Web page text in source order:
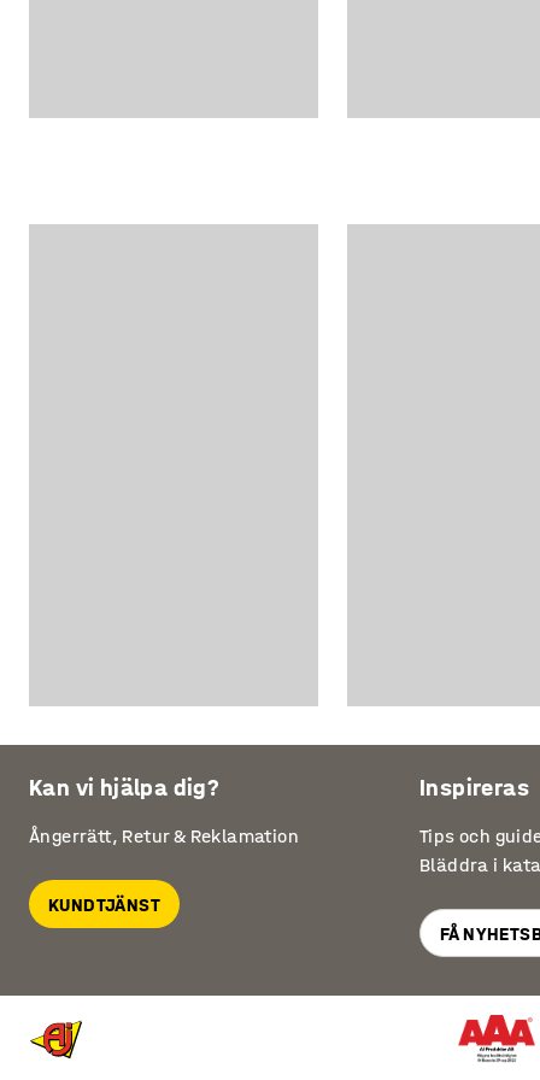
Kan vi hjälpa dig?
Ångerrätt, Retur & Reklamation
KUNDTJÄNST
Inspireras
Tips och
Bläddra i
FÅ